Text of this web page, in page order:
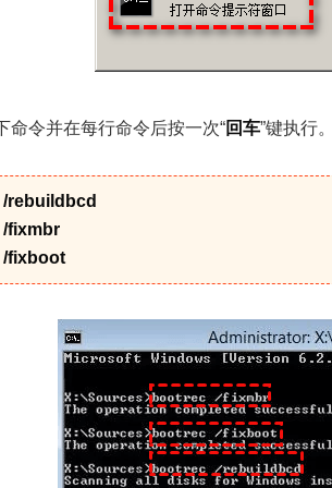
命令并在每行命令后按一次“回车”键执行
rebuildbcd
/fixmbr
/fixboot